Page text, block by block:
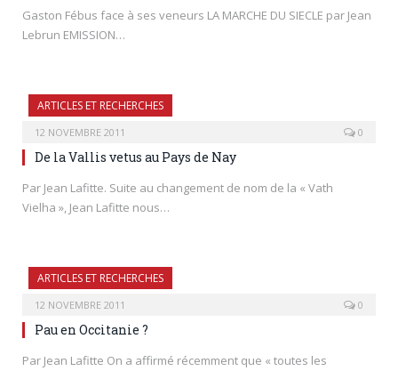
Gaston Fébus face à ses veneurs LA MARCHE DU SIECLE par Jean
Lebrun EMISSION…
ARTICLES ET RECHERCHES
12 NOVEMBRE 2011 0
De la Vallis vetus au Pays de Nay
Par Jean Lafitte. Suite au changement de nom de la « Vath
Vielha », Jean Lafitte nous…
ARTICLES ET RECHERCHES
12 NOVEMBRE 2011 0
Pau en Occitanie ?
Par Jean Lafitte On a affirmé récemment que « toutes les